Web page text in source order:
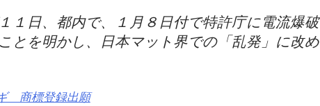
１日、都内で、１月８日付で特許庁に電流爆破
とを明かし、日本マット界での「乱発」に改め
商標登録出願